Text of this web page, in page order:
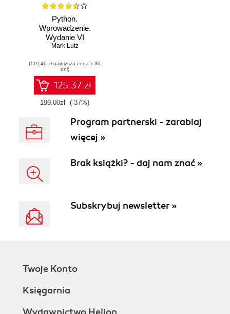
Python.
Wprowadzenie.
Wydanie VI
Mark Lutz
(119,40 zł najniższa cena z 30
dni)
125.37 zł
199.00zł (-37%)
Program partnerski - zarabiaj
więcej »
Brak książki? - daj nam znać »
Subskrybuj newsletter »
Twoje Konto
Księgarnia